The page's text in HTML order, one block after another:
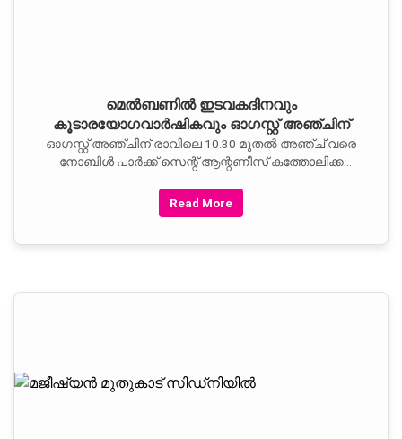
മെല്‍ബണില്‍ ഇടവകദിനവും
കൂടാരയോഗവാര്‍ഷികവും ഓഗസ്റ്റ് അഞ്ചിന്
ഓഗസ്റ്റ് അഞ്ചിന് രാവിലെ 10.30 മുതല്‍ അഞ്ച് വരെ
നോബിള്‍ പാര്‍ക്ക് സെന്റ് ആന്റണീസ് കത്തോലിക്ക
Read More